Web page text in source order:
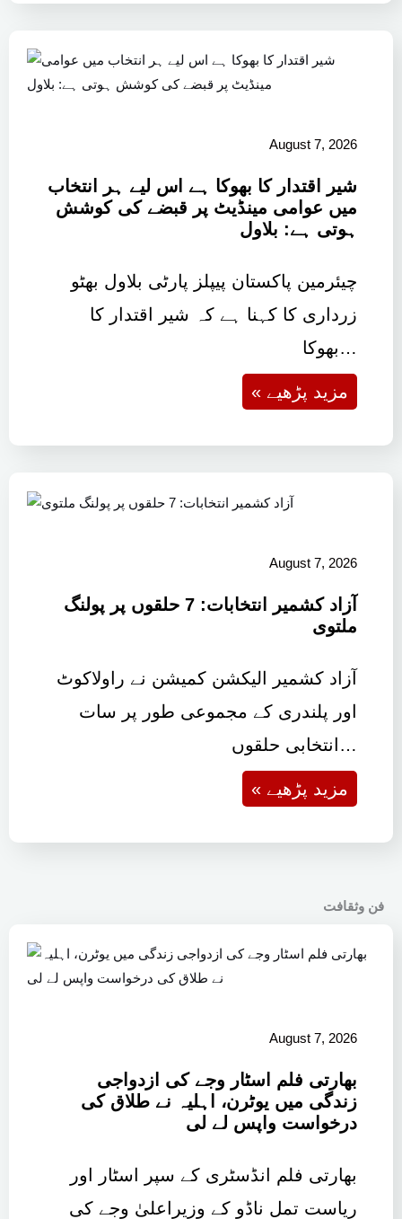
August 7, 2026
شیر اقتدار کا بھوکا ہے اس لیے ہر انتخاب
میں عوامی مینڈیٹ پر قبضے کی کوشش
ہوتی ہے: بلاول
چیئرمین پاکستان پیپلز پارٹی بلاول بھٹو
زرداری کا کہنا ہے کہ شیر اقتدار کا
بھوکا…
« مزید پڑھیے
August 7, 2026
آزاد کشمیر انتخابات: 7 حلقوں پر پولنگ
ملتوی
آزاد کشمیر الیکشن کمیشن نے راولاکوٹ
اور پلندری کے مجموعی طور پر سات
انتخابی حلقوں…
« مزید پڑھیے
فن وثقافت
August 7, 2026
بھارتی فلم اسٹار وجے کی ازدواجی
زندگی میں یوٹرن، اہلیہ نے طلاق کی
درخواست واپس لے لی
بھارتی فلم انڈسٹری کے سپر اسٹار اور
ریاست تمل ناڈو کے وزیراعلیٰ وجے کی